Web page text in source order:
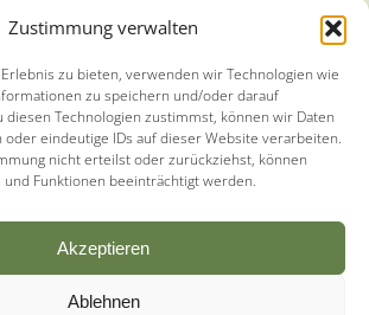
Zustimmung verwalten
zu bieten, verwenden wir Technologien wie
zu speichern und/oder darauf
diesen Technologien zustimmst, können wir Daten
eindeutige IDs auf dieser Website verarbeiten.
nicht erteilst oder zurückziehst, können
Funktionen beeinträchtigt werden.
Akzeptieren
Ablehnen
Uhr
Uhr